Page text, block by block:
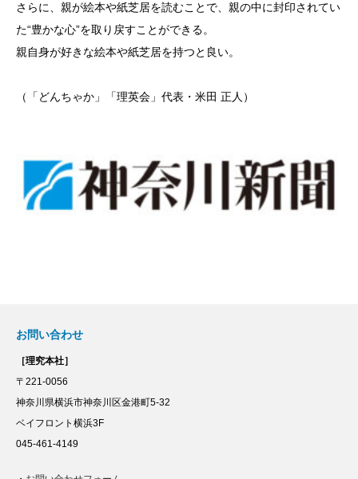
さらに、親が絵本や紙芝居を読むことで、親の中に封印されてい
た“豊かな心”を取り戻すことができる。
親自身が好きな絵本や紙芝居を持つと良い。
（「どんちゃか」「理英会」代表・米田 正人）
お問い合わせ
［理究本社］
〒221-0056
神奈川県横浜市神奈川区金港町5-32
ベイフロント横浜3F
045-461-4149